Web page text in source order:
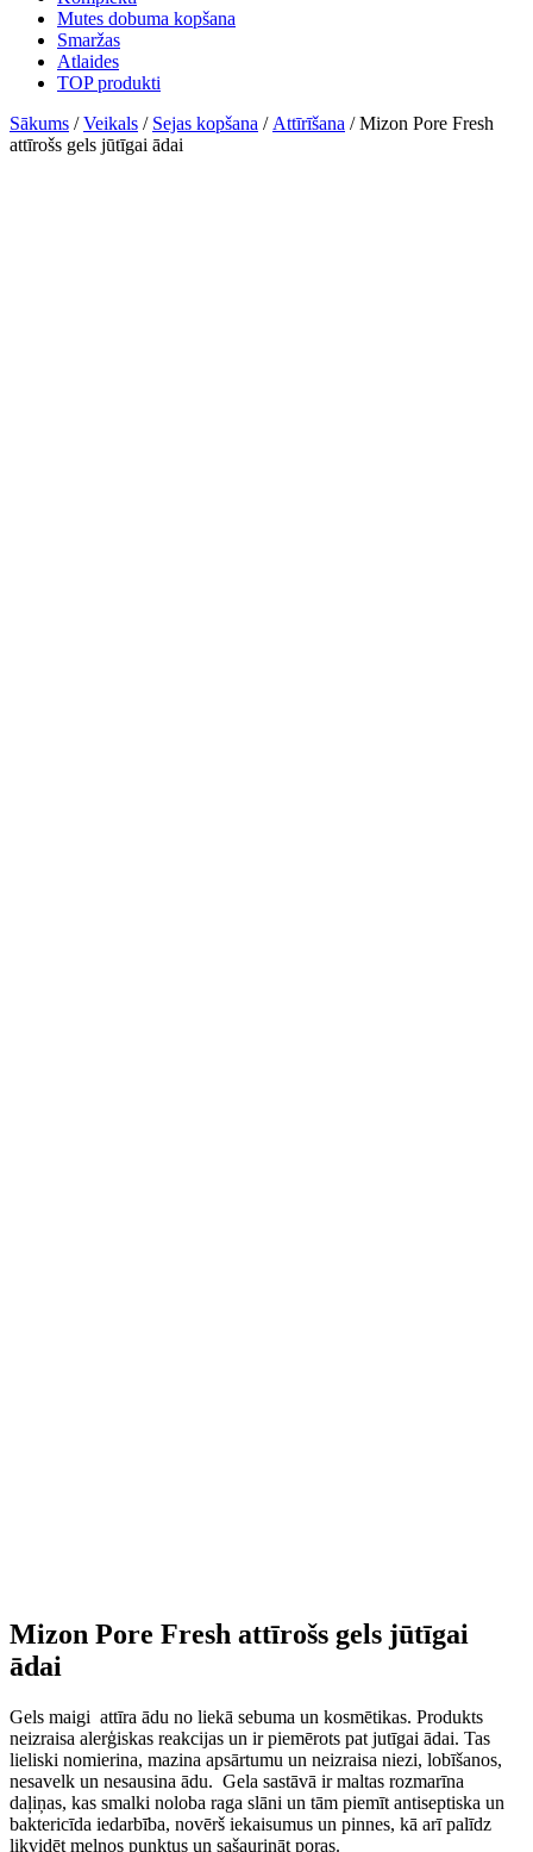
Mutes dobuma kopšana
Smaržas
Atlaides
TOP produkti
Sākums /Veikals / Sejas kopšana / Attīrīšana / Mizon Pore Fresh
attīrošs gels jūtīgai ādai
Mizon Pore Fresh attīrošs gels jūtīgai
ādai
Gels maigi attīra ādu no liekā sebuma un kosmētikas. Produkts
neizraisa alerģiskas reakcijas un ir piemērots pat jutīgai ādai. Tas
lieliski nomierina, mazina apsārtumu un neizraisa niezi, lobīšanos,
nesavelk un nesausina ādu. Gela sastāvā ir maltas rozmarīna
daļiņas, kas smalki noloba raga slāni un tām piemīt antiseptiska un
baktericīda iedarbība, novērš iekaisumus un pinnes, kā arī palīdz
likvidēt melnos punktus un sašaurināt poras.